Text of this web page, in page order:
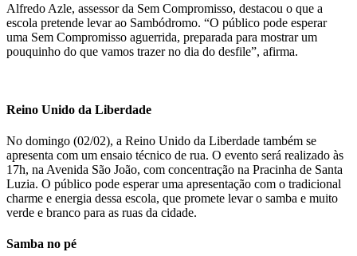
Alfredo Azle, assessor da Sem Compromisso, destacou o que a
escola pretende levar ao Sambódromo. “O público pode esperar
uma Sem Compromisso aguerrida, preparada para mostrar um
pouquinho do que vamos trazer no dia do desfile”, afirma.
Reino Unido da Liberdade
No domingo (02/02), a Reino Unido da Liberdade também se
apresenta com um ensaio técnico de rua. O evento será realizado às
17h, na Avenida São João, com concentração na Pracinha de Santa
Luzia. O público pode esperar uma apresentação com o tradicional
charme e energia dessa escola, que promete levar o samba e muito
verde e branco para as ruas da cidade.
Samba no pé